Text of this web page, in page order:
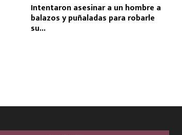
Intentaron asesinar a un hombre a
balazos y puñaladas para robarle
su...